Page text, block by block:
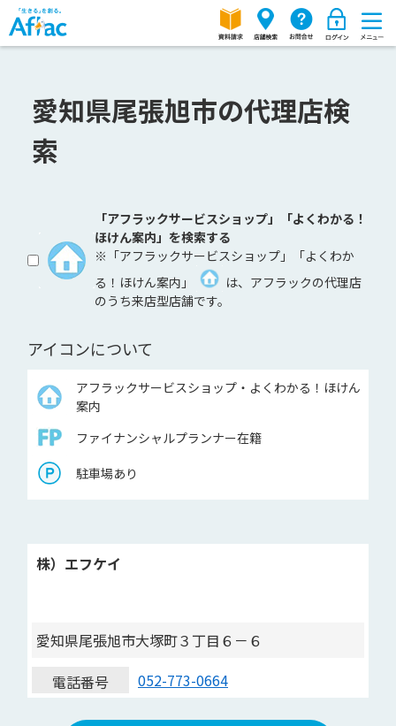
愛知県尾張旭市の代理店検
索
「アフラックサービスショップ」「よくわかる！
ほけん案内」を検索する
※「アフラックサービスショップ」「よくわか
る！ほけん案内」
は、アフラックの代理店
のうち来店型店舗です。
アイコンについて
アフラックサービスショップ・よくわかる！ほけん
案内
ファイナンシャルプランナー在籍
駐車場あり
株）エフケイ
愛知県尾張旭市大塚町３丁目６－６
電話番号
052-773-0664